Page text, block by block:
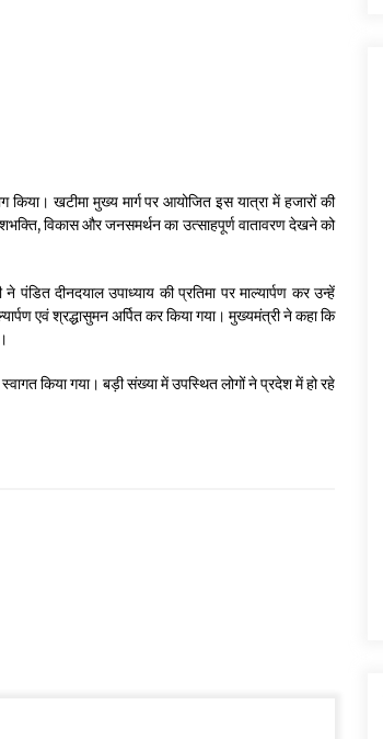
किया। खटीमा मुख्य मार्ग पर आयोजित इस यात्रा में हजारों की
देशभक्ति, विकास और जनसमर्थन का उत्साहपूर्ण वातावरण देखने को
पंडित दीनदयाल उपाध्याय की प्रतिमा पर माल्यार्पण कर उन्हें
एवं श्रद्धासुमन अर्पित कर किया गया। मुख्यमंत्री ने कहा कि
स्वागत किया गया। बड़ी संख्या में उपस्थित लोगों ने प्रदेश में हो रहे